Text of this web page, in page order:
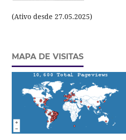
(Ativo desde 27.05.2025)
MAPA DE VISITAS